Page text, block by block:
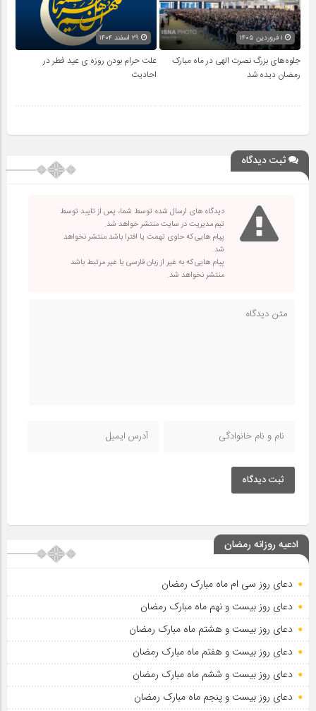
جلوه‌های بزرگ نصرت الهی در ماه مبارک
رمضان دیده شد
علت حرام بودن روزه ی عید فطر در
احادیث
ثبت دیدگاه
دیدگاه های ارسال شده توسط شما، پس از تایید توسط
تیم مدیریت در سایت منتشر خواهد شد.
پیام هایی که حاوی تهمت یا افترا باشد منتشر نخواهد
شد.
پیام هایی که به غیر از زبان فارسی یا غیر مرتبط باشد
منتشر نخواهد شد.
ثبت دیدگاه
ادعیه روزانه رمضان
دعای روز سی ام ماه مبارک رمضان
دعای روز بیست و نهم ماه مبارک رمضان
دعای روز بیست و هشتم ماه مبارک رمضان
دعای روز بیست و هفتم ماه مبارک رمضان
دعای روز بیست و ششم ماه مبارک رمضان
دعای روز بیست و پنجم ماه مبارک رمضان